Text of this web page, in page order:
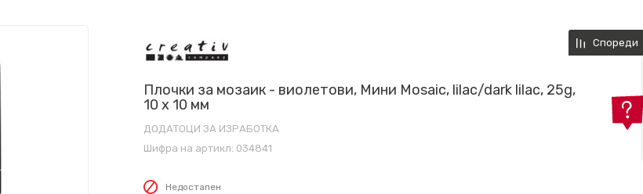
Плочки за мозаик - виолетови, Мини Mosaic, lilac/dark lilac, 25g,
10 x 10 мм
ДОДАТОЦИ ЗА ИЗРАБОТКА
Шифра на артикл: 034841
Недостапен
Спореди